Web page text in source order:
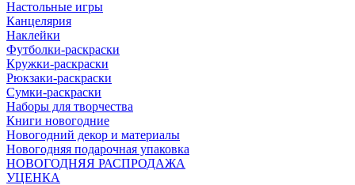
Настольные игры
Канцелярия
Наклейки
Футболки-раскраски
Кружки-раскраски
Рюкзаки-раскраски
Сумки-раскраски
Наборы для творчества
Книги новогодние
Новогодний декор и материалы
Новогодняя подарочная упаковка
НОВОГОДНЯЯ РАСПРОДАЖА
УЦЕНКА